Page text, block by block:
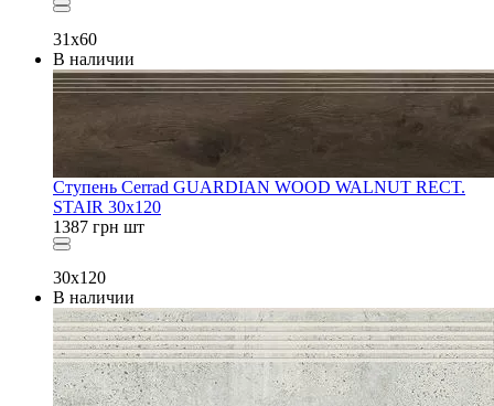
31x60
В наличии
Ступень Cerrad GUARDIAN WOOD WALNUT RECT.
STAIR 30x120
1387 грн шт
30x120
В наличии